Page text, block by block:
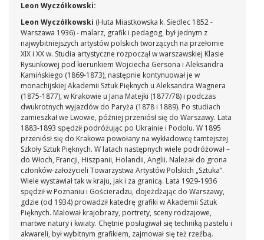
Leon Wyczółkowski:
Leon Wyczółkowski (Huta Miastkowska k. Siedlec 1852 -
Warszawa 1936) - malarz, grafik i pedagog, był jednym z
najwybitniejszych artystów polskich tworzących na przełomie
XIX i XX w. Studia artystyczne rozpoczął w warszawskiej Klasie
Rysunkowej pod kierunkiem Wojciecha Gersona i Aleksandra
Kamińskiego (1869-1873), następnie kontynuował je w
monachijskiej Akademii Sztuk Pięknych u Aleksandra Wagnera
(1875-1877), w Krakowie u Jana Matejki (1877/78) i podczas
dwukrotnych wyjazdów do Paryża (1878 i 1889). Po studiach
zamieszkał we Lwowie, później przeniósł się do Warszawy. Lata
1883-1893 spędził podróżując po Ukrainie i Podolu. W 1895
przeniósł się do Krakowa powołany na wykładowcę tamtejszej
Szkoły Sztuk Pięknych. W latach następnych wiele podróżował –
do Włoch, Francji, Hiszpanii, Holandii, Anglii. Należał do grona
członków-założycieli Towarzystwa Artystów Polskich „Sztuka”.
Wiele wystawiał tak w kraju, jak i za granicą. Lata 1929-1936
spędził w Poznaniu i Gościeradzu, dojeżdżając do Warszawy,
gdzie (od 1934) prowadził katedrę grafiki w Akademii Sztuk
Pięknych. Malował krajobrazy, portrety, sceny rodzajowe,
martwe natury i kwiaty. Chętnie posługiwał się techniką pastelu i
akwareli, był wybitnym grafikiem, zajmował się też rzeźbą.